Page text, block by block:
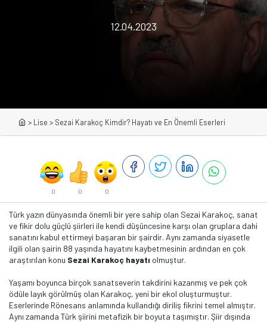
12.04.2023
> Lise > Sezai Karakoç Kimdir? Hayatı ve En Önemli Eserleri
0 0 0
Türk yazın dünyasında önemli bir yere sahip olan Sezai Karakoç, sanat
ve fikir dolu güçlü şiirleri ile kendi düşüncesine karşı olan gruplara dahi
sanatını kabul ettirmeyi başaran bir şairdir. Aynı zamanda siyasetle
ilgili olan şairin 88 yaşında hayatını kaybetmesinin ardından en çok
araştırılan konu Sezai Karakoç hayatı olmuştur.
Yaşamı boyunca birçok sanatseverin takdirini kazanmış ve pek çok
ödüle layık görülmüş olan Karakoç, yeni bir ekol oluşturmuştur.
Eserlerinde Rönesans anlamında kullandığı diriliş fikrini temel almıştır.
Aynı zamanda Türk şiirini metafizik bir boyuta taşımıştır. Şiir dışında